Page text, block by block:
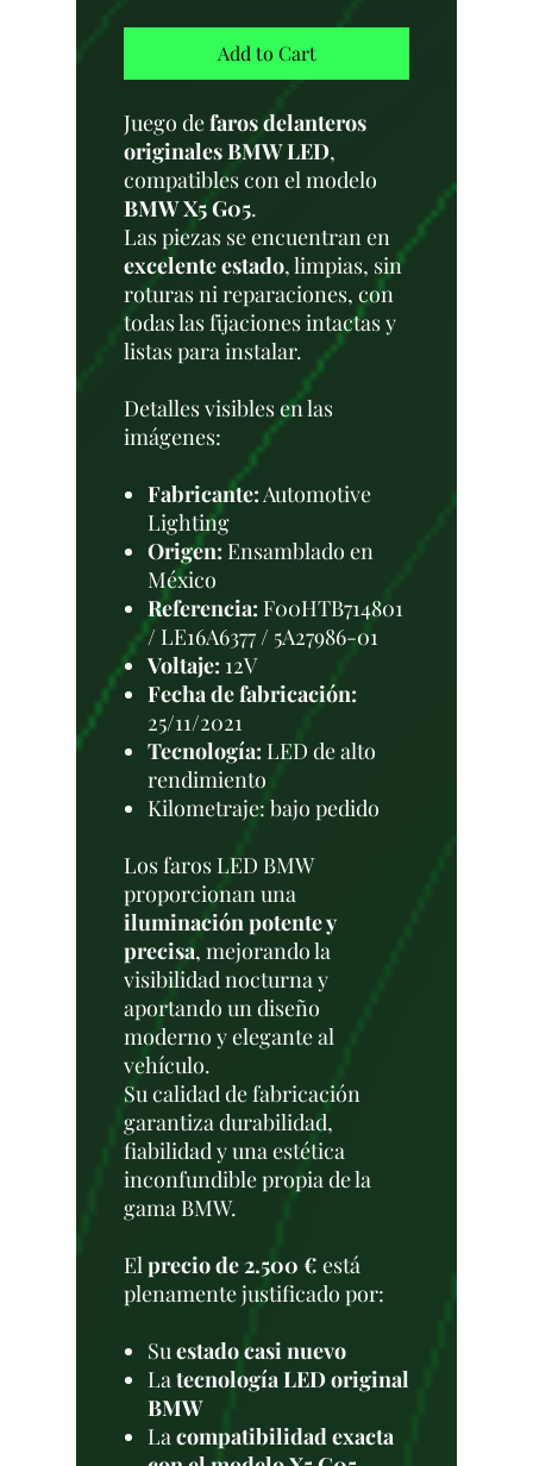
Add to Cart
Juego defaros delanteros
originales BMW LED,
compatibles con el modelo
BMW X5 G05.
Las piezas se encuentran en
excelente estado, limpias, sin
roturas ni reparaciones, con
todas las fijaciones intactas y
listas para instalar.
Detalles visibles en las
imágenes:
Fabricante:Automotive
Lighting
Origen: Ensamblado en
México
Referencia: F00HTB714801
/ LE16A6377 / 5A27986-01
Voltaje: 12V
Fecha de fabricación:
25/11/2021
Tecnología: LED de alto
rendimiento
Kilometraje: bajo pedido
Los faros LED BMW
proporcionan una
iluminación potente y
precisa, mejorando la
visibilidad nocturna y
aportando un diseño
moderno y elegante al
vehículo.
Su calidad de fabricación
garantiza durabilidad,
fiabilidad y una estética
inconfundible propia de la
gama BMW.
Elprecio de 2.500 € está
plenamente justificado por:
Suestado casi nuevo
Latecnología LED original
BMW
Lacompatibilidad exacta